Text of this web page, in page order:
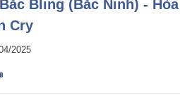
Bling (Bắc Ninh) -
Cry
2025